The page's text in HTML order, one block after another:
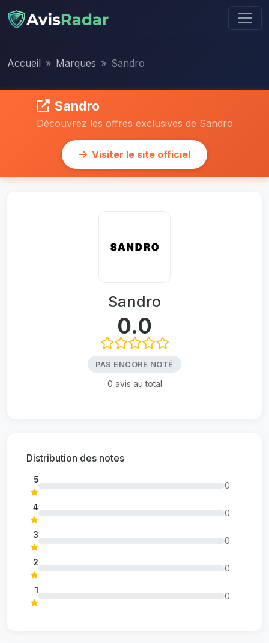
Accueil Marques Sandro
Sandro
Découvrez les offres exclusives de Sandro
Visiter le site officiel
Sandro
0.0
PAS ENCORE NOTÉ
0 avis au total
Distribution des notes
5
0
4
0
3
0
2
0
1
0